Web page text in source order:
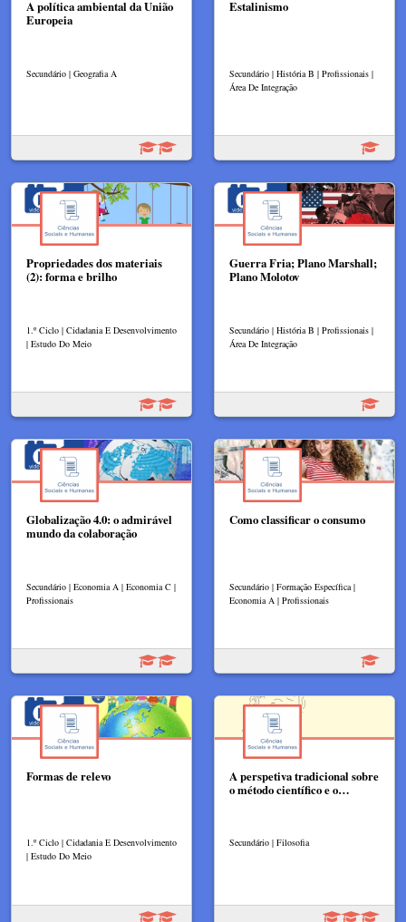
A política ambiental da União
Europeia
Secundário | Geografia A
Estalinismo
Secundário | História B | Profissionais |
Área De Integração
Propriedades dos materiais
(2): forma e brilho
1.º Ciclo | Cidadania E Desenvolvimento
| Estudo Do Meio
Guerra Fria; Plano Marshall;
Plano Molotov
Secundário | História B | Profissionais |
Área De Integração
Globalização 4.0: o admirável
mundo da colaboração
Secundário | Economia A | Economia C |
Profissionais
Como classificar o consumo
Secundário | Formação Específica |
Economia A | Profissionais
Formas de relevo
1.º Ciclo | Cidadania E Desenvolvimento
| Estudo Do Meio
A perspetiva tradicional sobre
o método científico e o…
Secundário | Filosofia